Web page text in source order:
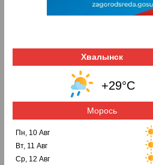
Хвалынск
+29°C
Морось
Пн, 10 Авг
Вт, 11 Авг
Ср, 12 Авг